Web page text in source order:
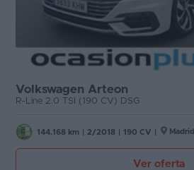
Volkswagen Arteon
R-Line 2.0 TSI (190 CV) DSG
144.168 km 2/2018 190 CV Madrid
Ver oferta